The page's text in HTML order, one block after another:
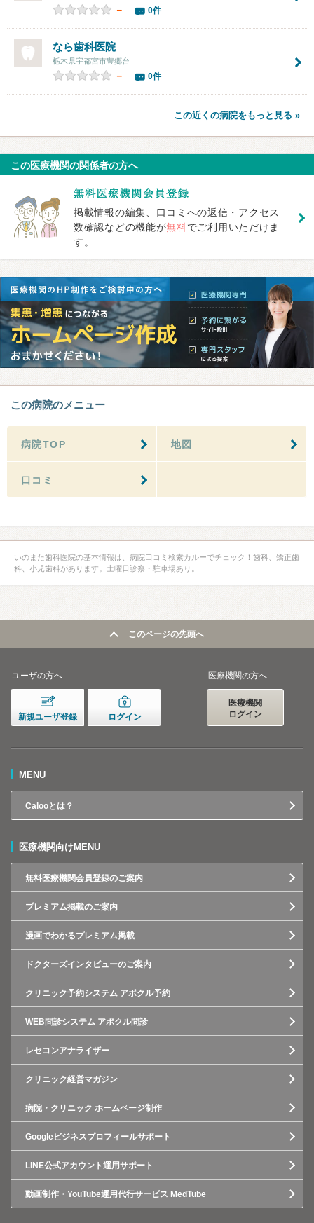
－ 0件
なら歯科医院
栃木県宇都宮市豊郷台
－ 0件
この近くの病院をもっと見る »
この医療機関の関係者の方へ
掲載情報の編集、口コミへの返信・アクセス
数確認などの機能が無料でご利用いただけま
す。
この病院のメニュー
病院TOP 地図
口コミ
いのまた歯科医院の基本情報は、病院口コミ検索カルーでチェック！歯科、矯正歯
科、小児歯科があります。土曜日診察・駐車場あり。
このページの先頭へ
ユーザの方へ
新規ユーザ登録 ログイン
医療機関の方へ
医療機関
ログイン
MENU
Calooとは？
医療機関向けMENU
無料医療機関会員登録のご案内
プレミアム掲載のご案内
漫画でわかるプレミアム掲載
ドクターズインタビューのご案内
クリニック予約システム アポクル予約
WEB問診システム アポクル問診
レセコンアナライザー
クリニック経営マガジン
病院・クリニック ホームページ制作
Googleビジネスプロフィールサポート
LINE公式アカウント運用サポート
動画制作・YouTube運用代行サービス MedTube